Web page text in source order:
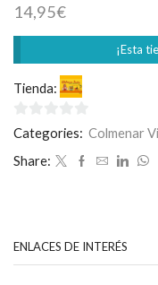
14,95€
¡Esta
Tienda:
0
5
Categories: Colmenar
Share:
ENLACES DE INTERÉS